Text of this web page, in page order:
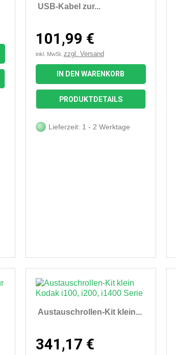
 Vorschau
USB-Kabel zur...
101,99 €
inkl. MwSt. zzgl. Versand
IN DEN WARENKORB
PRODUKTDETAILS
Lieferzeit: 1 - 2 Werktage
Austauschrollen-Kit klein...
341,17 €